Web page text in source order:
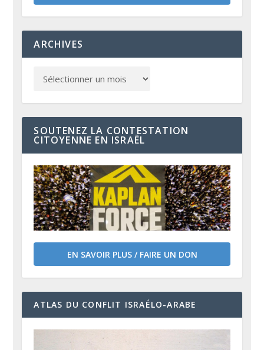
ARCHIVES
SOUTENEZ LA CONTESTATION
CITOYENNE EN ISRAËL
EN SAVOIR PLUS / FAIRE UN DON
ATLAS DU CONFLIT ISRAÉLO-ARABE